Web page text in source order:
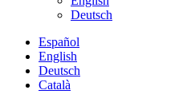
Deutsch
Español
English
Deutsch
Català